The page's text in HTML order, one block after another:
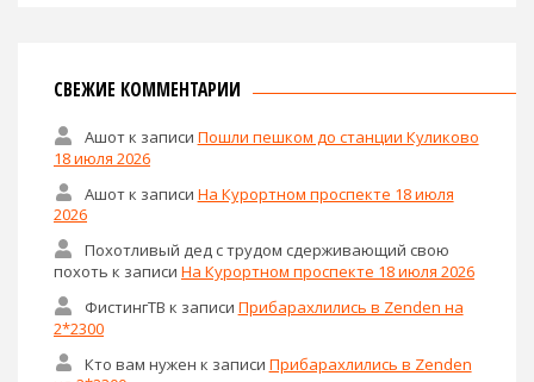
СВЕЖИЕ КОММЕНТАРИИ
Ашотк записи Пошли пешком до станции Куликово
18 июля 2026
Ашотк записи На Курортном проспекте 18 июля
2026
Похотливый дед с трудом сдерживающий свою
похоть к записи На Курортном проспекте 18 июля 2026
ФистингТВ к записи Прибарахлились в Zenden на
2*2300
Кто вам нужен к записи Прибарахлились в Zenden